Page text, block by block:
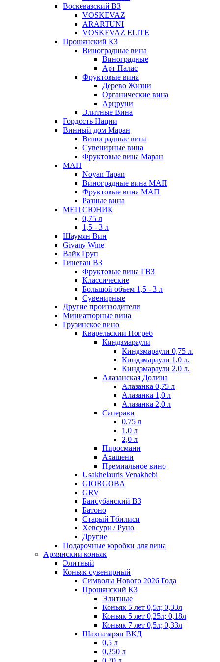
Воскевазский ВЗ
VOSKEVAZ
ARARTUNI
VOSKEVAZ ELITE
Прошянский КЗ
Виноградные вина
Виноградные
Арт Палас
Фруктовые вина
Дерево Жизни
Органические вина
Арцруни
Элитные Вина
Гордость Нации
Винный дом Маран
Виноградные вина
Сувенирные вина
Фруктовые вина Маран
МАП
Noyan Tapan
Виноградные вина МАП
Фруктовые вина МАП
Разные вина
МЕЦ СЮНИК
0,75 л
1,5 - 3 л
Шаумян Вин
Givany Wine
Вайк Груп
Гиневан ВЗ
Фруктовые вина ГВЗ
Классические
Большой объем 1,5 - 3 л
Сувенирные
Другие производители
Миниатюрные вина
Грузинское вино
Кварельский Погреб
Киндзмараули
Киндзмараули 0,75 л.
Киндзмараули 1,0 л.
Киндзмараули 2,0 л.
Алазанская Долина
Алазанка 0,75 л
Алазанка 1,0 л
Алазанка 2,0 л
Саперави
0,75 л
1,0 л
2,0 л
Пиросмани
Ахашени
Премиальное вино
Usakhelauris Venakhebi
GIORGOBA
GRV
Баисубанский ВЗ
Батоно
Старый Тбилиси
Хевсури / Руно
Другие
Подарочные коробки для вина
Армянский коньяк
Элитный
Коньяк сувенирный
Символы Нового 2026 Года
Прошянский КЗ
Элитные
Коньяк 5 лет 0,5л; 0,33л
Коньяк 5 лет 0,25л; 0,18л
Коньяк 7 лет 0,5л; 0,33л
Шахназарян ВКД
0,5 л
0,250 л
0,70 л